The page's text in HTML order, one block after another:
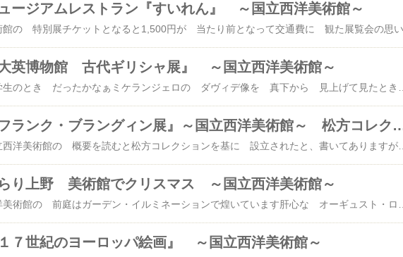
ージアムレストラン『すいれん』 ～国立西洋美術館～
大英博物館 古代ギリシャ展』 ～国立西洋美術館～
『フランク・ブラングィン展』～国立西洋美術館～ 松方
国立西洋美術館の 概要を読むと松方コレクションを基に 設立されたと、書いてありますが一個人の コレクションで美術館ができてしまうなんてどんな人物なんだろうと気になりながらも調べもせずに 今日まできましたその疑問がわかる今回の 展覧会『フランク・ブラングィン展』松方幸次郎は川崎造船所（現・川崎重工業）の初代社長1910年代後半から 20年代にかけヨーロッパで美術品を 蒐集したそうなその指南役となったのが画家フランク・ブラングィン（1867-1956）ブラングィンは 造船所や労働者を 描いていました その絵画に 魅せられた松方です造船所というところにもお互いに魅かれるものが あったのですねでも 松方は関東大震災後の 経済危機で夢は 破れました日本で 建設されるはずだった「共楽美術館」という名称の美術館が 消えたのです今回の展覧会の主役フランク・ブラングィン松方の頼れるパートナーだったのですね「共楽美術館」は 実現しなかったのですが麻布に建設とも 決まっていたそうで歴史には 「もし」という言葉は ないでしょうがもし 麻布にできていたら麻布の景色も また違っていたでしょう松方コレクション少し 知っただけでも国立西洋美術館での展覧会が また違った目で観ることが できそうです〔参考：国立西洋美術館より〕
り上野 美術館でクリスマス ～国立西洋美術館～
１７世紀のヨーロッパ絵画』 ～国立西洋美術館～